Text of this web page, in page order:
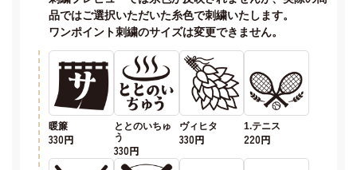
品ではご選択いただいた糸色で刺繍いたします。
ワンポイント刺繍のサイズは変更できません。
暖簾
330円
ととのいちゅ
う
330円
ヴィヒタ
330円
1.テニス
220円